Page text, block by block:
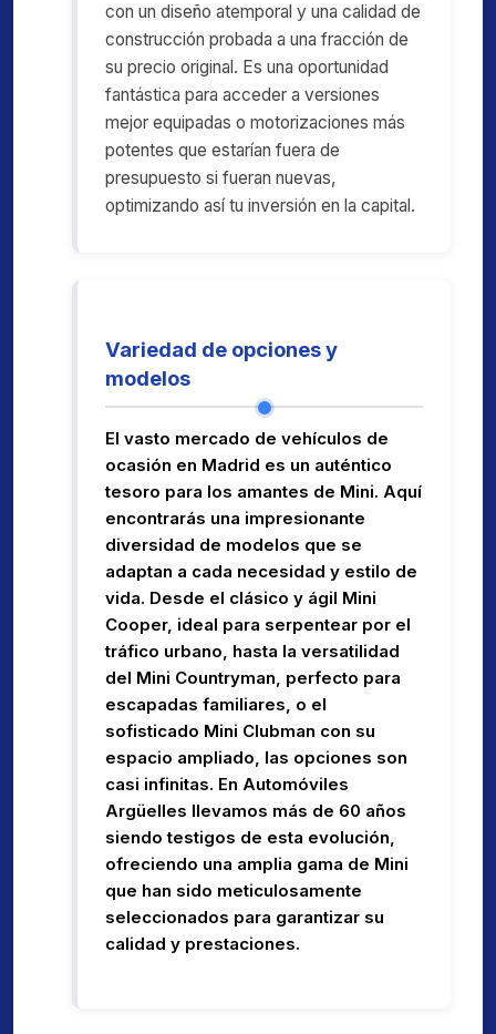
con un diseño atemporal y una calidad de
construcción probada a una fracción de
su precio original. Es una oportunidad
fantástica para acceder a versiones
mejor equipadas o motorizaciones más
potentes que estarían fuera de
presupuesto si fueran nuevas,
optimizando así tu inversión en la capital.
Variedad de opciones y
modelos
El vasto mercado de vehículos de
ocasión en Madrid es un auténtico
tesoro para los amantes de Mini. Aquí
encontrarás una impresionante
diversidad de modelos que se
adaptan a cada necesidad y estilo de
vida. Desde el clásico y ágil Mini
Cooper, ideal para serpentear por el
tráfico urbano, hasta la versatilidad
del Mini Countryman, perfecto para
escapadas familiares, o el
sofisticado Mini Clubman con su
espacio ampliado, las opciones son
casi infinitas. En Automóviles
Argüelles llevamos más de 60 años
siendo testigos de esta evolución,
ofreciendo una amplia gama de Mini
que han sido meticulosamente
seleccionados para garantizar su
calidad y prestaciones.